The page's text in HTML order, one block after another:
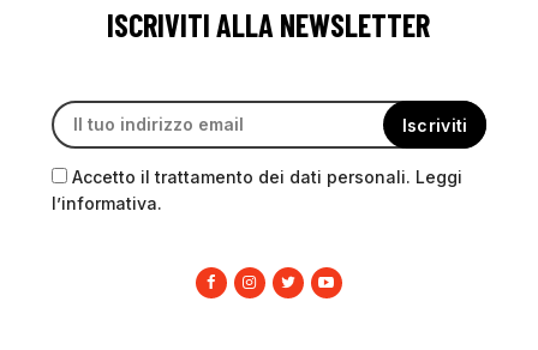
ISCRIVITI ALLA NEWSLETTER
Accetto il trattamento dei dati personali. Leggi
l’informativa.